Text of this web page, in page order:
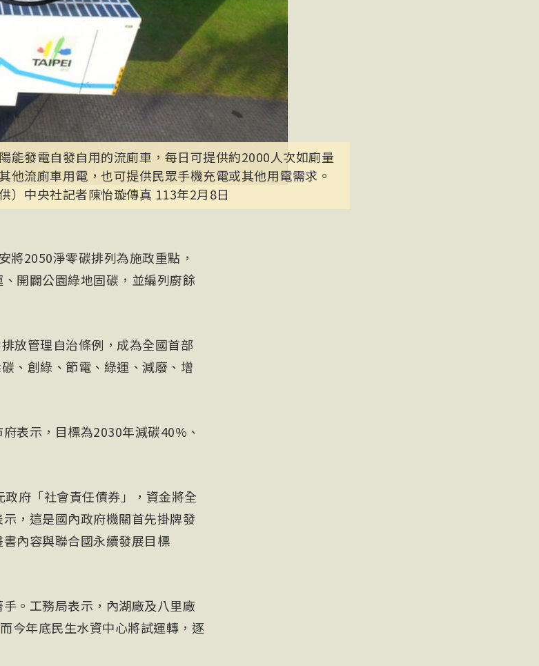
能發電自發自用的流廁車，每日可提供約2000人次如廁量
他流廁車用電，也可提供民眾手機充電或其他用電需求。
）中央社記者陳怡璇傳真 113年2月8日
將2050淨零碳排列為施政重點，
開闢公園綠地固碳，並編列廚餘
放管理自治條例，成為全國首部
、創綠、節電、綠運、減廢、增
表示，目標為2030年減碳40%、
府「社會責任債券」，資金將全
，這是國內政府機關首先掛牌發
內容與聯合國永續發展目標
。工務局表示，內湖廠及八里廠
今年底民生水資中心將試運轉，逐